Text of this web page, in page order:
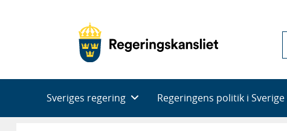
Sveriges regering Regeringens politik i Sverige